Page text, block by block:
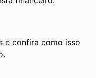
e confira como isso